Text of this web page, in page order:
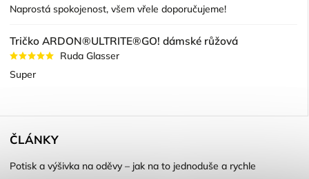
Naprostá spokojenost, všem vřele doporučujeme!
Tričko ARDON®ULTRITE®GO! dámské růžová
Ruda Glasser
Super
ČLÁNKY
Potisk a výšivka na oděvy – jak na to jednoduše a rychle